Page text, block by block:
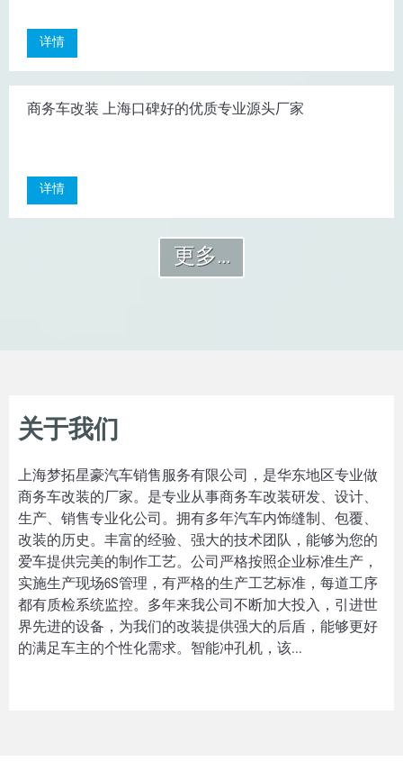
详情
商务车改装 上海口碑好的优质专业源头厂家
详情
更多...
关于我们
上海梦拓星豪汽车销售服务有限公司，是华东地区专业做
商务车改装的厂家。是专业从事商务车改装研发、设计、
生产、销售专业化公司。拥有多年汽车内饰缝制、包覆、
改装的历史。丰富的经验、强大的技术团队，能够为您的
爱车提供完美的制作工艺。公司严格按照企业标准生产，
实施生产现场6S管理，有严格的生产工艺标准，每道工序
都有质检系统监控。多年来我公司不断加大投入，引进世
界先进的设备，为我们的改装提供强大的后盾，能够更好
的满足车主的个性化需求。智能冲孔机，该...